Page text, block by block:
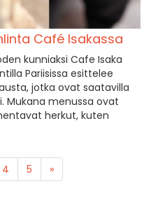
Café Isakassa
kunniaksi Cafe Isaka
Pariisissa esittelee
jotka ovat saatavilla
Mukana menussa ovat
herkut, kuten
4 5 »